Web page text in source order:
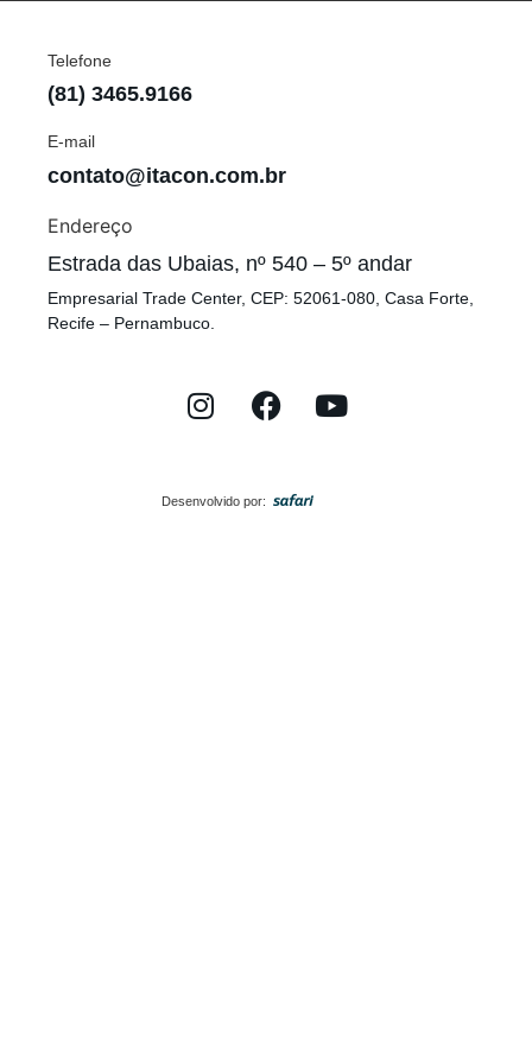
Telefone
(81) 3465.9166
E-mail
contato@itacon.com.br
Endereço
Estrada das Ubaias, nº 540 – 5º andar
Empresarial Trade Center, CEP: 52061-080, Casa Forte,
Recife – Pernambuco.
Desenvolvido por: